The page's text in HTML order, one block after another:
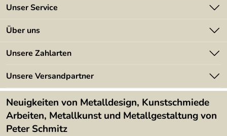
Unser Service
Kontakt
Kundeninformationen
Newsletter
Lieferbedingungen
Über uns
Angebote
Kundenbewertungen (394)
4,9/5
Unsere Zahlarten
Unsere Versandpartner
Neuigkeiten von Metalldesign, Kunstschmiede
Arbeiten, Metallkunst und Metallgestaltung von
Peter Schmitz